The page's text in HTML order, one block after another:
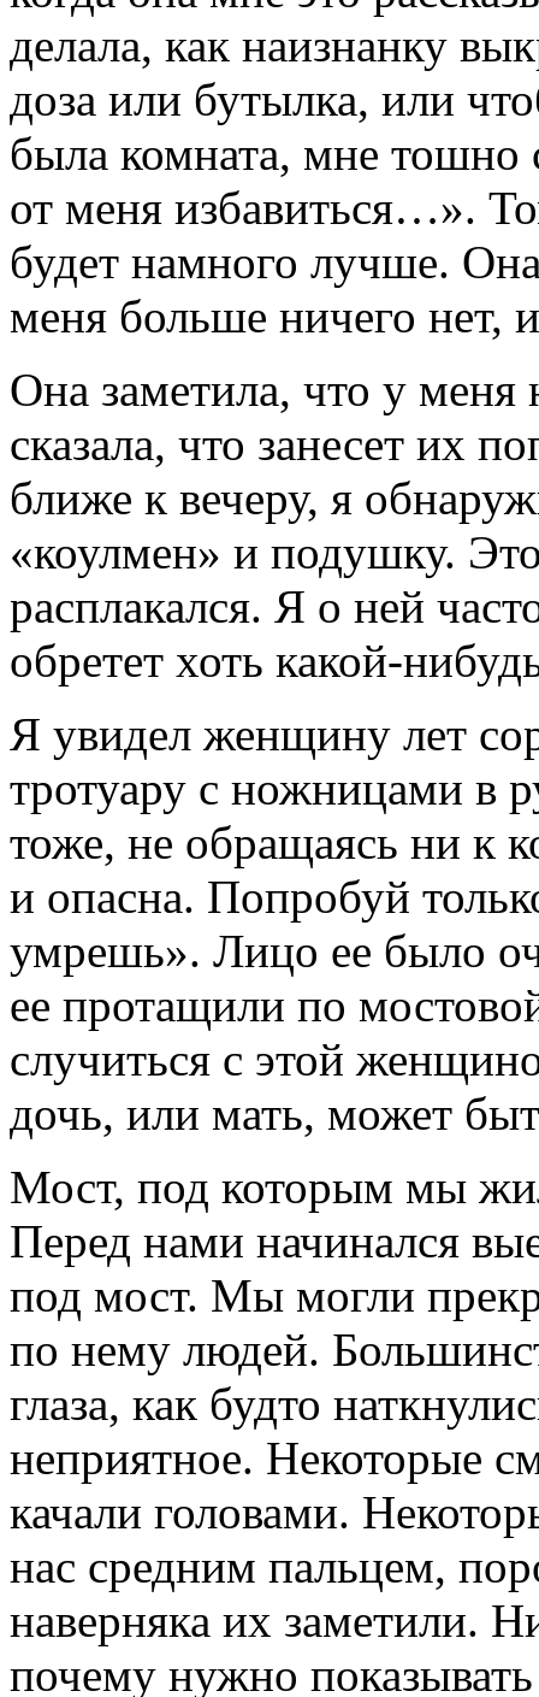
делала, как наизнанку
доза или бутылка, или
была комната, мне тошно
от меня избавиться…».
будет намного лучше.
меня больше ничего нет,
Она заметила, что у
сказала, что занесет их
ближе к вечеру, я
«коулмен» и подушку.
расплакался. Я о ней
обретет хоть какой-
Я увидел женщину лет
тротуару с ножницами в
тоже, не обращаясь ни к
и опасна. Попробуй
умрешь». Лицо ее было
ее протащили по
случиться с этой
дочь, или мать, может
Мост, под которым мы
Перед нами начинался
под мост. Мы могли
по нему людей.
глаза, как будто
неприятное. Некоторые
качали головами.
нас средним пальцем,
наверняка их заметили.
почему нужно